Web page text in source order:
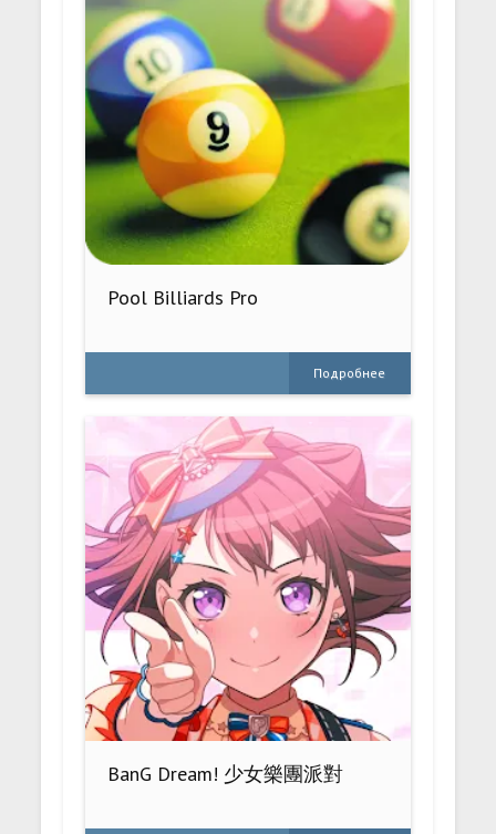
Pool Billiards Pro
Подробнее
BanG Dream! 少女樂團派對